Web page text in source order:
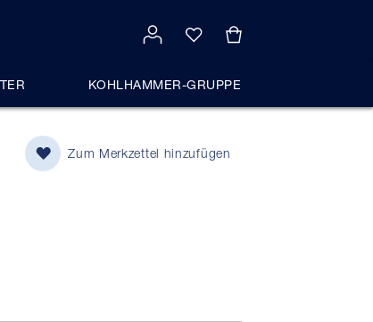
KOHLHAMMER-GRUPPE
Zum Merkzettel hinzufügen